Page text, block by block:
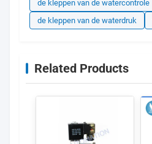
de kleppen van de watercontrole
de kleppen van de waterdruk
Related Products